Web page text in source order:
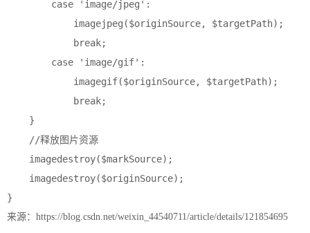
        case 'image/jpeg':
            imagejpeg($originSource, $targetPath);
            break;
        case 'image/gif':
            imagegif($originSource, $targetPath);
            break;
    }
    //释放图片资源
    imagedestroy($markSource);
    imagedestroy($originSource);
来源：https://blog.csdn.net/weixin_44540711/article/details/121854695